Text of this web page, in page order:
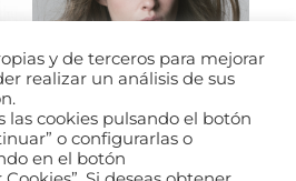
y de terceros para mejorar
realizar un análisis de sus
las cookies pulsando el botón
o configurarlas o
en el botón